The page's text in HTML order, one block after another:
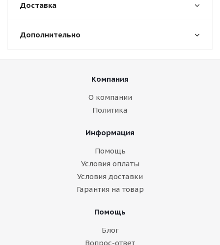
Доставка
Дополнительно
Компания
О компании
Политика
Информация
Помощь
Условия оплаты
Условия доставки
Гарантия на товар
Помощь
Блог
Вопрос-ответ